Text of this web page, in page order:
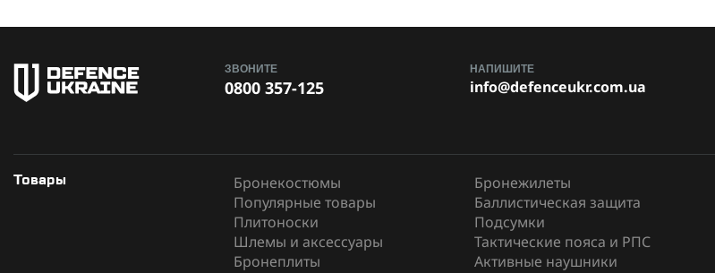
ЗВОНИТЕ
0800 357-125
НАПИШИТЕ
info@defenceukr.com.ua
Товары
Бронекостюмы
Популярные товары
Плитоноски
Шлемы и аксессуары
Бронеплиты
Бронежилеты
Баллистическая защита
Подсумки
Тактические пояса и РПС
Активные наушники